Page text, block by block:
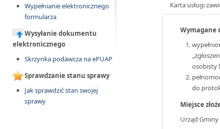
Wypełnianie elektronicznego
formularza
Wysyłanie dokumentu
elektronicznego
Skrzynka podawcza na ePUAP
Sprawdzanie stanu sprawy
Jak sprawdzić stan swojej
sprawy
Karta usługi
Wymagane
osobisty
do
Miejsce
Urząd